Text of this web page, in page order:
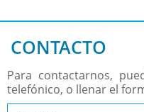
CONTACTO
Para contactarnos,
telefónico, o llenar el